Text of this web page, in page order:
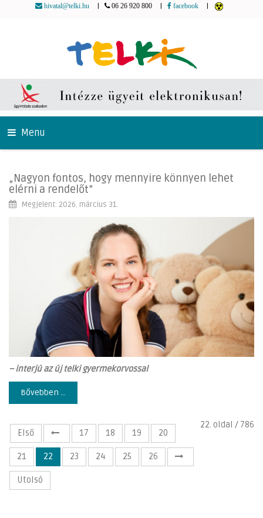
hivatal@telki.hu 06 26 920 800 facebook
Menu
„Nagyon fontos, hogy mennyire könnyen lehet
elérni a rendelőt”
Megjelent: 2026. március 31.
– interjú az új telki gyermekorvossal
Bővebben ...
22. oldal / 786
Első
17 18 19 20
21 22 23 24 25 26
Utolsó